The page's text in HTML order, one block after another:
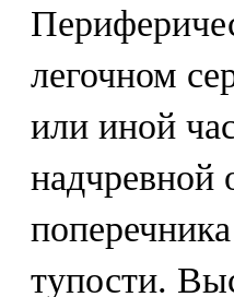
легочном
или иной
надчревной
тупости.